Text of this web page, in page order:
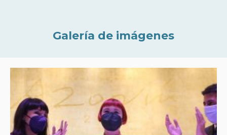
Galería de imágenes